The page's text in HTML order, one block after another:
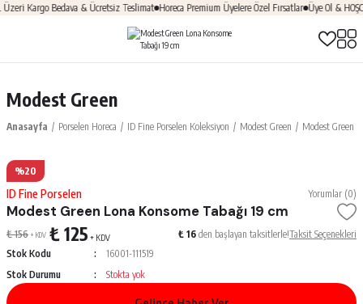
Kargo Bedava & Ücretsiz Teslimat Horeca Premium Üyelere Özel Fırsatlar Üye Ol &
Modest Green
Anasayfa Porselen Horeca ID Fine Porselen Koleksiyon Modest Green Modest Green
%20
ID Fine Porselen Yorumlar (0)
Modest Green Lona Konsome Tabağı 19 cm
₺ 156 + KDV ₺ 125 + KDV ₺ 16 den başlayan taksitlerle!Taksit Seçenekleri
Stok Kodu
16001-111519
Stok Durumu
Stokta yok